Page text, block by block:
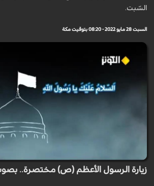
السّبت.
السبت 28 مايو 2022 - 08:20 بتوقيت مكة
زيارة الرسول الأعظم (ص) مختصرة.. بصوت